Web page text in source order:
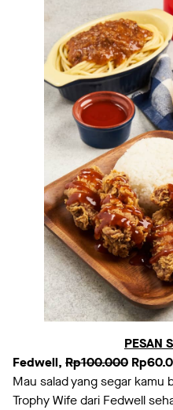
PESAN
Fedwell, Rp100.000
Mau salad yang segar kamu
Trophy Wife dari Fedwell